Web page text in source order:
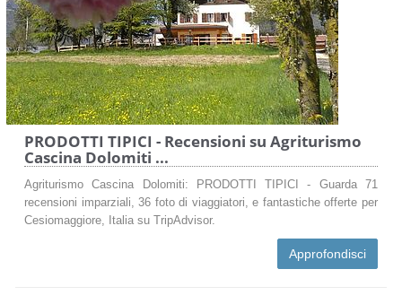
PRODOTTI TIPICI - Recensioni su Agriturismo
Cascina Dolomiti ...
Agriturismo Cascina Dolomiti: PRODOTTI TIPICI - Guarda 71
recensioni imparziali, 36 foto di viaggiatori, e fantastiche offerte per
Cesiomaggiore, Italia su TripAdvisor.
Approfondisci